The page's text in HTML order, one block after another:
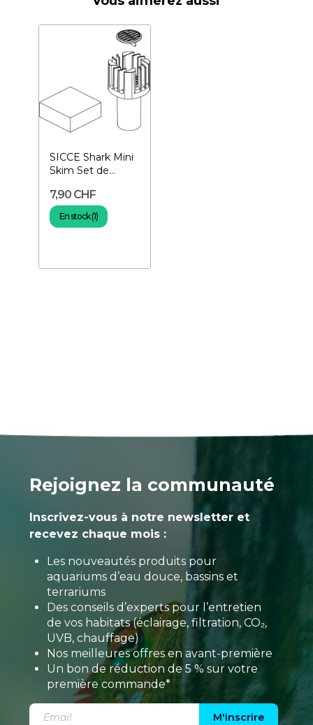
SICCE Shark Mini
Skim Set de
7,90 CHF
En stock (1)
Rejoignez la communauté
Inscrivez-vous à notre newsletter et
recevez chaque mois :
Les nouveautés produits pour
aquariums d’eau douce, bassins et
terrariums
Des conseils d’experts pour l’entretien
de vos habitats (éclairage, filtration, CO₂,
UVB, chauffage)
Nos meilleures offres en avant-première
Un bon de réduction de 5 % sur votre
première commande*
M'inscrire